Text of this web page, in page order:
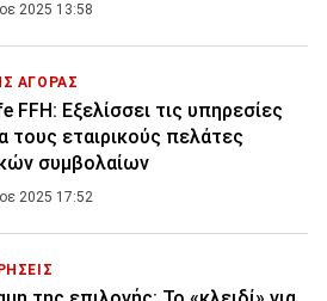
2025 13:58
ΑΓΟΡΑΣ
FFH: Εξελίσσει τις υπηρεσίες
τους εταιρικούς πελάτες
συμβολαίων
2025 17:52